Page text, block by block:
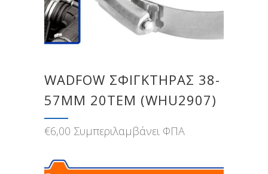
WADFOW ΣΦΙΓΚΤΗΡΑΣ 38-
57MM 20ΤΕΜ (WHU2907)
€6,00 Συμπεριλαμβάνει ΦΠΑ